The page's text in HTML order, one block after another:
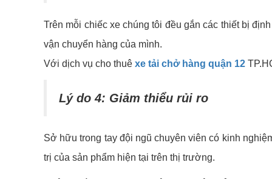
Trên mỗi chiếc xe chúng tôi đều gắn các thiết bị
vận chuyển hàng của mình.
Với dịch vụ cho thuê xe tải chở hàng quận 12
Lý do 4: Giảm thiểu rủi ro
Sở hữu trong tay đội ngũ chuyên viên có kinh
trị của sản phẩm hiện tại trên thị trường.